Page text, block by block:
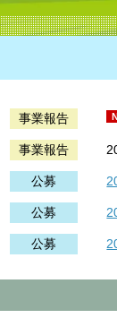
事業報告
事業報告
公募
公募
公募